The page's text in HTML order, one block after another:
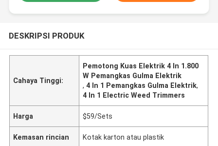
DESKRIPSI PRODUK
Cahaya Tinggi:
Pemotong Kuas Elektrik 4 In 1.800
W Pemangkas Gulma Elektrik
,4 In 1 Pemangkas Gulma Elektrik,
4 In 1 Electric Weed Trimmers
Harga $59/Sets
Kemasan rincian Kotak karton atau plastik